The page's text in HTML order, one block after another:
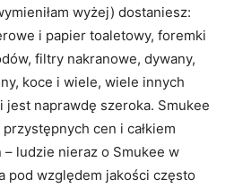
wyżej) dostaniesz:
i papier toaletowy, foremki
filtry nakranowe, dywany,
koce i wiele, wiele innych
jest naprawdę szeroka. Smukee
cen i całkiem
ludzie nieraz o Smukee w
pod względem jakości często